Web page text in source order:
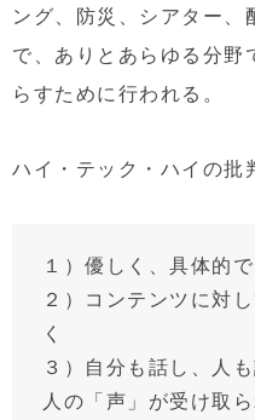
ング、防災、シアター、
で、ありとあらゆる分野
らすために行われる。
ハイ・テック・ハイの批
１）優しく、具体的
２）コンテンツに対
く
３）自分も話し、人
人の「声」が受け取